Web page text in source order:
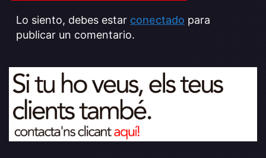
Lo siento, debes estar conectado para
publicar un comentario.